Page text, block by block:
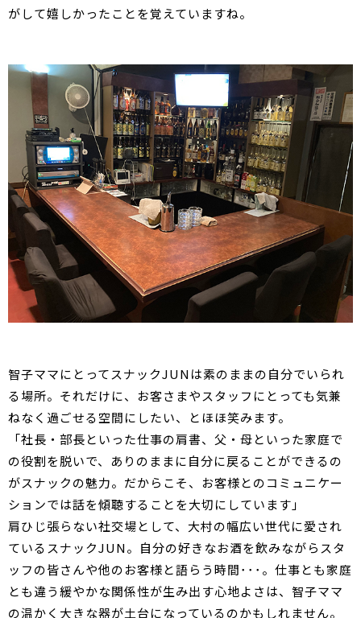
がして嬉しかったことを覚えていますね。
智子ママにとってスナックJUNは素のままの自分でいられ
る場所。それだけに、お客さまやスタッフにとっても気兼
ねなく過ごせる空間にしたい、とほほ笑みます。
「社長・部長といった仕事の肩書、父・母といった家庭で
の役割を脱いで、ありのままに自分に戻ることができるの
がスナックの魅力。だからこそ、お客様とのコミュニケー
ションでは話を傾聴することを大切にしています」
肩ひじ張らない社交場として、大村の幅広い世代に愛され
ているスナックJUN。自分の好きなお酒を飲みながらスタ
ッフの皆さんや他のお客様と語らう時間･･･。仕事とも家庭
とも違う緩やかな関係性が生み出す心地よさは、智子ママ
の温かく大きな器が土台になっているのかもしれません。